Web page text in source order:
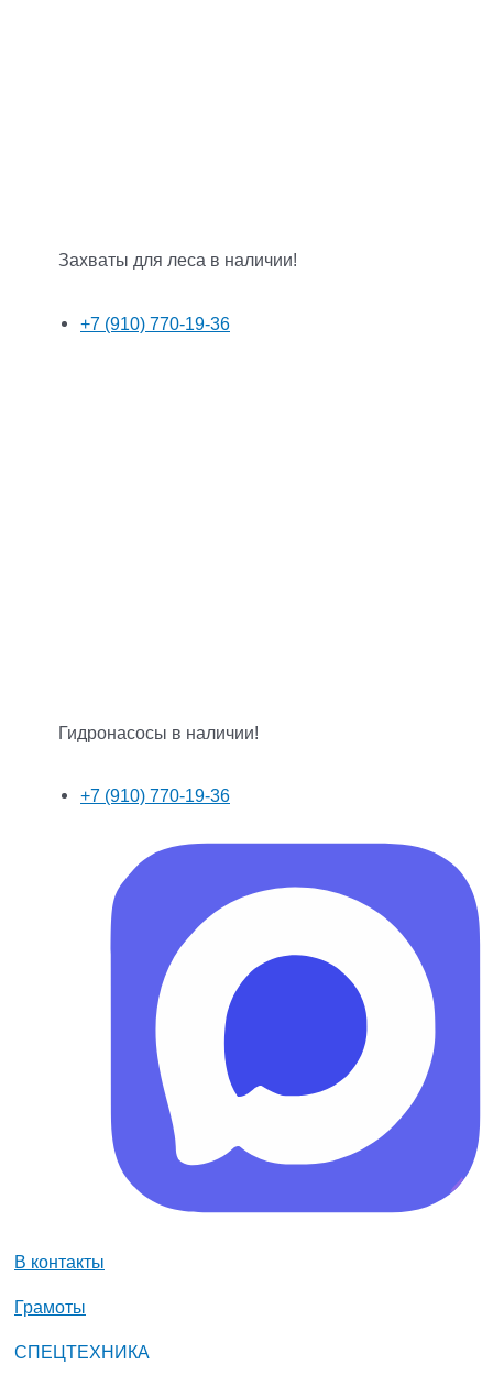
Захваты для леса в наличии!
+7 (910) 770-19-36
Гидронасосы в наличии!
+7 (910) 770-19-36
В контакты
Грамоты
СПЕЦТЕХНИКА